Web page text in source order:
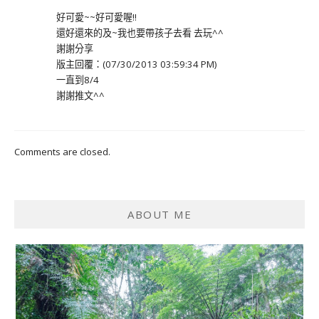
好可愛~~好可愛喔!!
還好還來的及~我也要帶孩子去看 去玩^^
謝謝分享
版主回覆：(07/30/2013 03:59:34 PM)
一直到8/4
謝謝推文^^
Comments are closed.
ABOUT ME